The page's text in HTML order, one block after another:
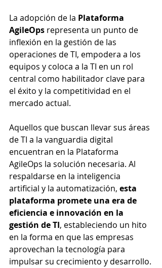
La adopción de la Plataforma
AgileOps representa un punto de
inflexión en la gestión de las
operaciones de TI, empodera a los
equipos y coloca a la TI en un rol
central como habilitador clave para
el éxito y la competitividad en el
mercado actual.
Aquellos que buscan llevar sus áreas
de TI a la vanguardia digital
encuentran en la Plataforma
AgileOps la solución necesaria. Al
respaldarse en la inteligencia
artificial y la automatización, esta
plataforma promete una era de
eficiencia e innovación en la
gestión de TI, estableciendo un hito
en la forma en que las empresas
aprovechan la tecnología para
impulsar su crecimiento y desarrollo.